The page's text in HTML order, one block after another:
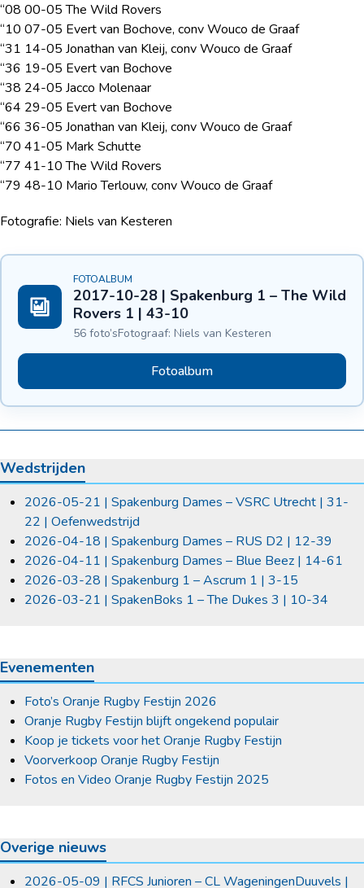
“08 00-05 The Wild Rovers
“10 07-05 Evert van Bochove, conv Wouco de Graaf
“31 14-05 Jonathan van Kleij, conv Wouco de Graaf
“36 19-05 Evert van Bochove
“38 24-05 Jacco Molenaar
“64 29-05 Evert van Bochove
“66 36-05 Jonathan van Kleij, conv Wouco de Graaf
“70 41-05 Mark Schutte
“77 41-10 The Wild Rovers
“79 48-10 Mario Terlouw, conv Wouco de Graaf
Fotografie: Niels van Kesteren
FOTOALBUM
2017-10-28 | Spakenburg 1 – The Wild
Rovers 1 | 43-10
56 foto’sFotograaf: Niels van Kesteren
Fotoalbum
Wedstrijden
2026-05-21 | Spakenburg Dames – VSRC Utrecht | 31-
22 | Oefenwedstrijd
2026-04-18 | Spakenburg Dames – RUS D2 | 12-39
2026-04-11 | Spakenburg Dames – Blue Beez | 14-61
2026-03-28 | Spakenburg 1 – Ascrum 1 | 3-15
2026-03-21 | SpakenBoks 1 – The Dukes 3 | 10-34
Evenementen
Foto’s Oranje Rugby Festijn 2026
Oranje Rugby Festijn blijft ongekend populair
Koop je tickets voor het Oranje Rugby Festijn
Voorverkoop Oranje Rugby Festijn
Fotos en Video Oranje Rugby Festijn 2025
Overige nieuws
2026-05-09 | RFCS Junioren – CL WageningenDuuvels |